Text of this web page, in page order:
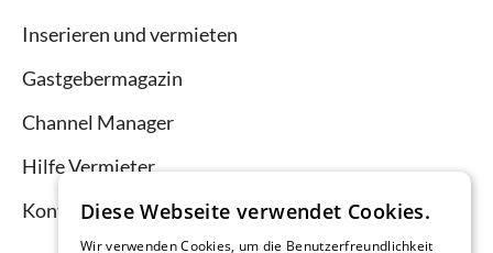
Inserieren und vermieten
Gastgebermagazin
Channel Manager
Hilfe Vermieter
KontaktDiese Webseite verwendet Cookies.
Wir verwenden Cookies, um die Benutzerfreundlichkeit